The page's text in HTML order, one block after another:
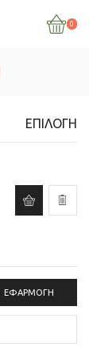
0
ΕΠΙΛΟΓΉ
ΕΦΑΡΜΟΓΉ